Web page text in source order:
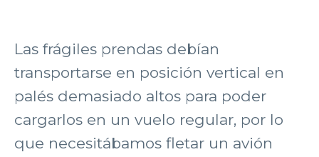
Las frágiles prendas debían
transportarse en posición vertical en
palés demasiado altos para poder
cargarlos en un vuelo regular, por lo
que necesitábamos fletar un avión